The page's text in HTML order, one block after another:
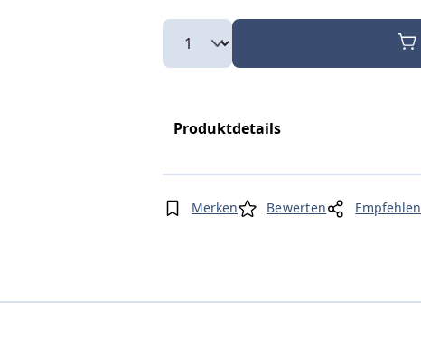
Produktdetails
Merken Bewerten Empfehlen